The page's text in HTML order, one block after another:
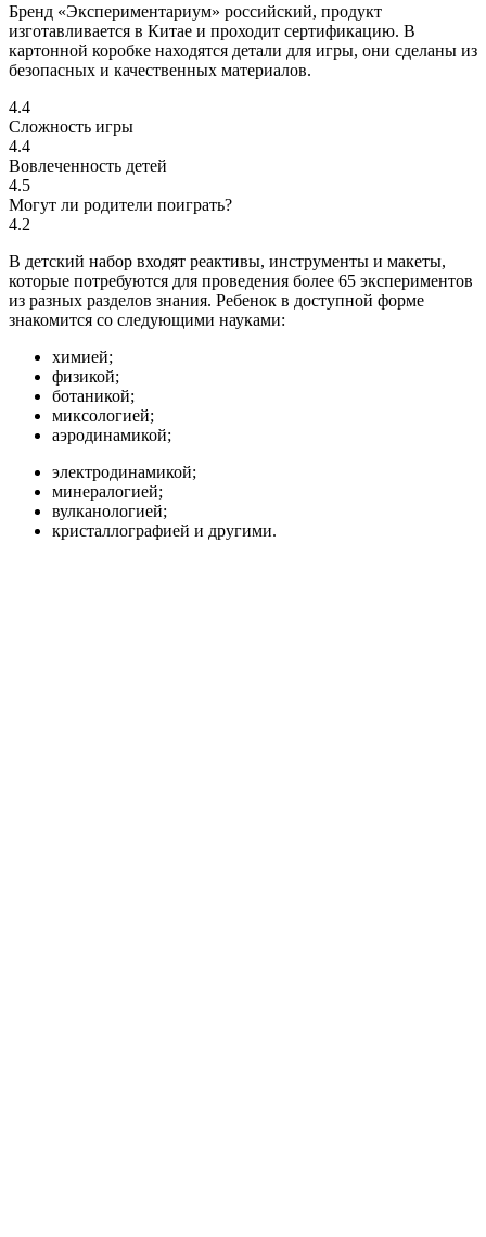
Бренд «Экспериментариум» российский, продукт
изготавливается в Китае и проходит сертификацию. В
картонной коробке находятся детали для игры, они сделаны из
безопасных и качественных материалов.
4.4
Сложность игры
4.4
Вовлеченность детей
4.5
Могут ли родители поиграть?
4.2
В детский набор входят реактивы, инструменты и макеты,
которые потребуются для проведения более 65 экспериментов
из разных разделов знания. Ребенок в доступной форме
знакомится со следующими науками:
химией;
физикой;
ботаникой;
миксологией;
аэродинамикой;
электродинамикой;
минералогией;
вулканологией;
кристаллографией и другими.